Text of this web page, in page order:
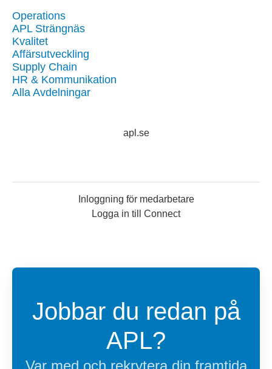
Operations
APL Strängnäs
Kvalitet
Affärsutveckling
Supply Chain
HR & Kommunikation
Alla Avdelningar
apl.se
Inloggning för medarbetare
Logga in till Connect
Jobbar du redan på
APL?
Var med och rekrytera din framtida